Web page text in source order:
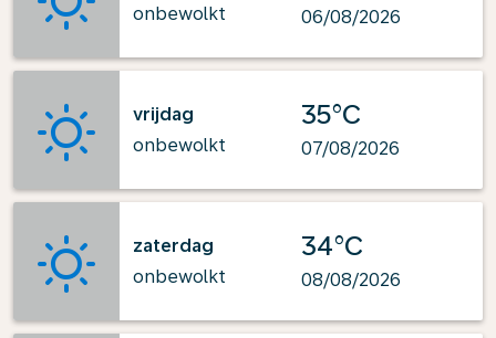
onbewolkt
06/08/2026
vrijdag
onbewolkt
35°C
07/08/2026
zaterdag
onbewolkt
34°C
08/08/2026